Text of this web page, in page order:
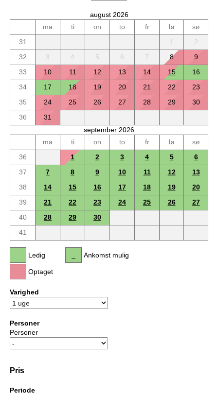
august 2026
ma
ti on to fr lø
sø
31
1
2
32
3 4 5 6 7 8
9
33
10 11 12 13 14 15
16
34
17 18 19 20 21 22
23
35
24 25 26 27 28 29
30
36
31
september 2026
ma
ti on to fr lø
sø
36
1 2 3 4 5
6
37
7 8 9 10 11 12
13
38
14 15 16 17 18 19
20
39
21 22 23 24 25 26
27
40
28 29
30
41
Ledig
Optaget
Ankomst mulig
Varighed
Personer
Personer
Pris
Periode